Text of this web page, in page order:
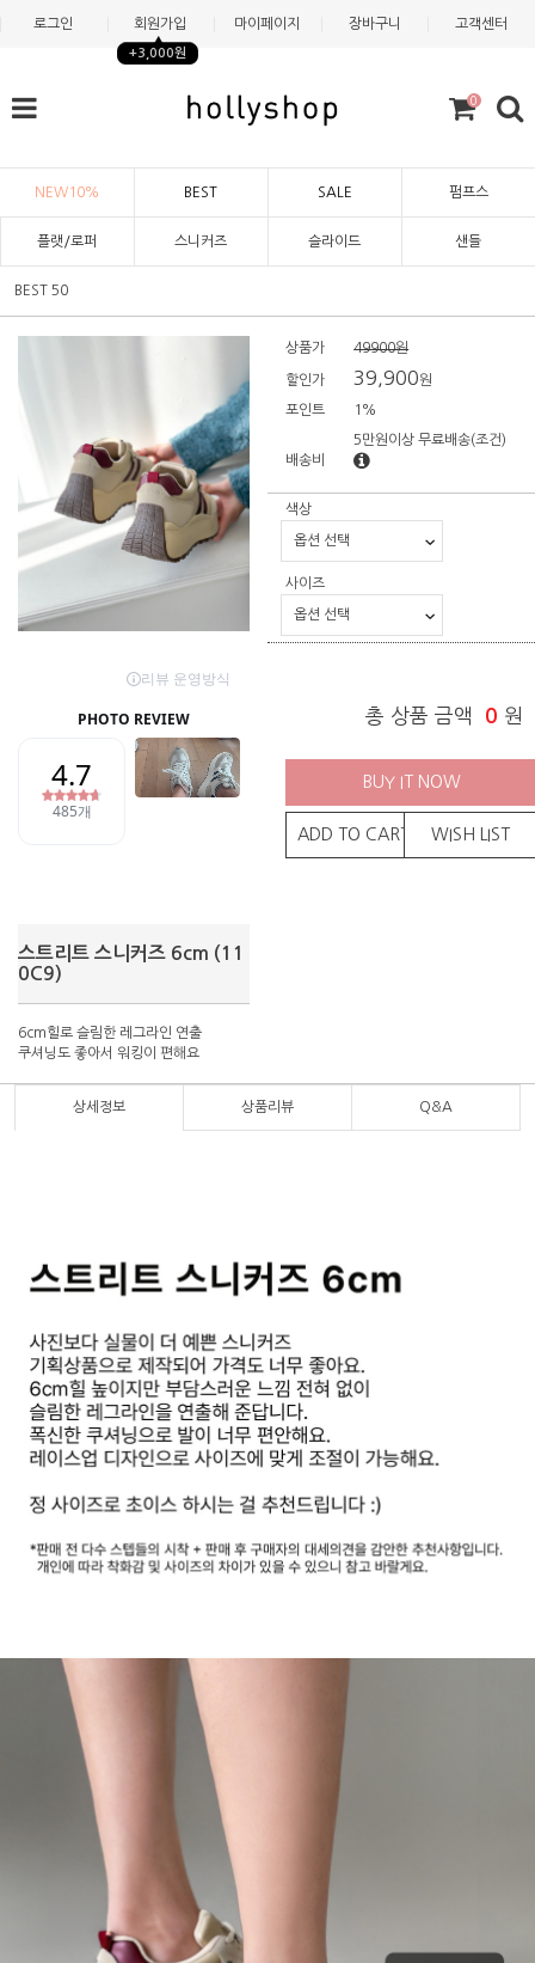
로그인 회원가입
+3,000원
마이페이지 장바구니 고객센터
0
NEW10% BEST SALE 펌프스
플랫/로퍼 스니커즈 슬라이드 샌들
BEST 50
스트리트 스니커즈 6cm (11
0C9)
6cm힐로 슬림한 레그라인 연출
쿠셔닝도 좋아서 워킹이 편해요
상품가 49900원
할인가 39,900원
포인트 1%
배송비
5만원이상 무료배송(조건)
색상
사이즈
총 상품 금액 0 원
BUY IT NOW
ADD TO CART WISH LIST
상세정보 상품리뷰 Q&A